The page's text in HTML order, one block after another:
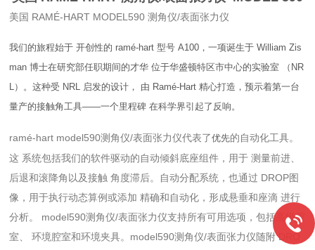
美国 RAMÉ-HART MODEL590 测角仪/表面张力仪
我们的旅程始于 开创性的 ramé-hart 型号 A100，一项诞生于 William Zis
man 博士在研究部任职期间的才华 位于华盛顿特区市中心的实验室 （NR
L）。这种受 NRL 启发的设计， 由 Ramé-Hart 精心打造，预示着第一台
量产的接触角工具——一个里程碑 在科学界引起了反响。
ramé-hart model590测角仪/表面张力仪代表了优先的自动化工具。
这 系统包括我们的软件驱动的自动倾斜底座组件，用于 测量前进、
后退和滚降角以及接触 角度滞后。自动分配系统，也通过 DROP图
像，用于执行动态算例或添加 精确和自动化，形成悬垂和座滴 进行
分析。 model590测角仪/表面张力仪支持所有可用选项，包括高级腔
室、 环境腔室和环境夹具。model590测角仪/表面张力仪随附 DRO